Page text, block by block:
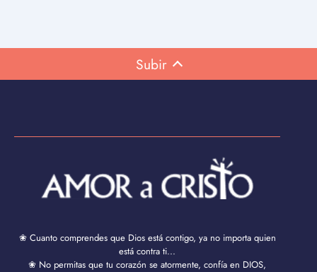
Subir
❀ Cuanto comprendes que Dios está contigo, ya no importa quien
está contra ti...
❀ No permitas que tu corazón se atormente, confía en DIOS,